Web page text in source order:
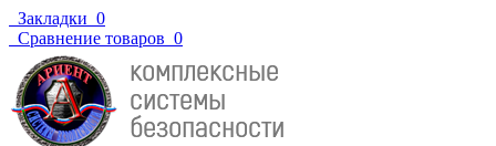
Закладки 0
Сравнение товаров 0